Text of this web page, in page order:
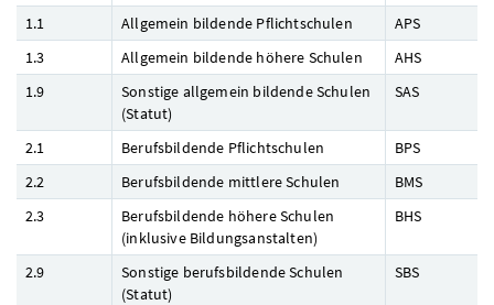
1.1 Allgemein bildende Pflichtschulen
APS
1.3
Allgemein bildende höhere Schulen
AHS
1.9
Sonstige allgemein bildende Schulen
(Statut)
SAS
2.1 Berufsbildende Pflichtschulen
BPS
2.2
Berufsbildende mittlere Schulen
BMS
2.3
Berufsbildende höhere Schulen
(inklusive Bildungsanstalten)
BHS
2.9
Sonstige berufsbildende Schulen
(Statut)
SBS